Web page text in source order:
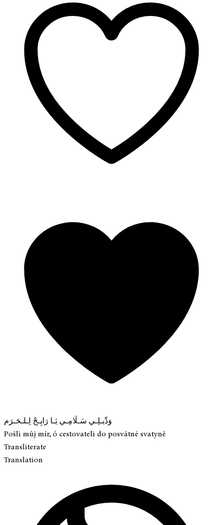
وَدِّيـلِـي سَـلَامِـي يَـا رَايِـحْ لِـلـحَـرَم
Pošli můj mír, ó cestovateli do posvátné svatyně
Transliterate
Translation